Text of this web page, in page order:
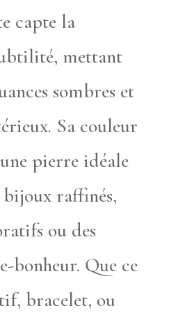
capte la
mettant
sombres et
Sa couleur
pierre idéale
raffinés,
ou des
bonheur. Que ce
bracelet, ou